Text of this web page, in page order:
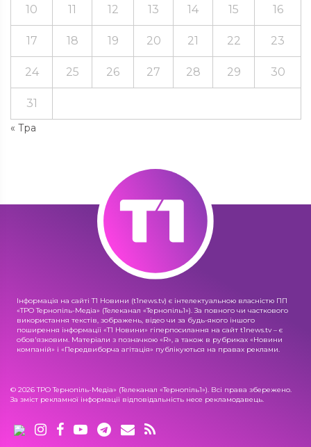
« Тра
10 11 12 13 14 15 16
17 18 19 20 21 22 23
24 25 26 27 28 29 30
31
Інформація на сайті Т1 Новини (t1news.tv) є інтелектуальною власністю ПП
«ТРО Тернопіль-Медіа» (Телеканал «Тернопіль1»). За повного чи часткового
використання текстів, зображень, відео чи за будь-якого іншого
поширення інформації «Т1 Новини» гіперпосилання на сайт t1news.tv – є
обов'язковим. Матеріали з позначкою «R», а також в рубриках «Новини
компаній» і «Передвиборча агітація» публікуються на правах реклами.
© 2026 ТРО Тернопіль-Медіа» (Телеканал «Тернопіль1»). Всі права збережено.
За зміст рекламної інформації відповідальність несе рекламодавець.